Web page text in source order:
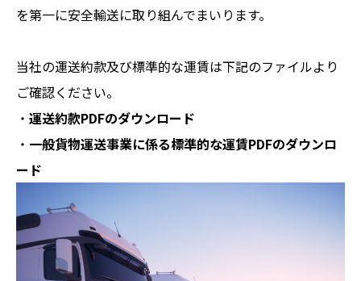
を第一に安全輸送に取り組んでまいります。
当社の運送約款及び標準的な運賃は下記のファイルより
ご確認ください。
・ 運送約款PDFのダウンロード
・ 一般貨物運送事業に係る標準的な運賃PDFのダウンロ
ード